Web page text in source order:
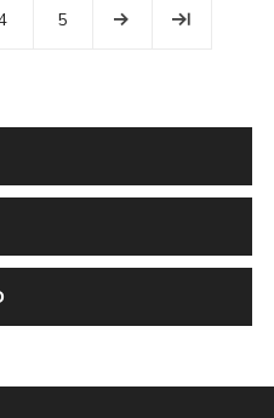
5